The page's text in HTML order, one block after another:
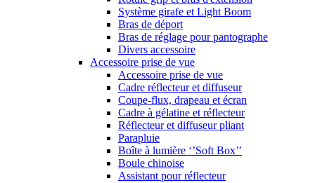
Système girafe et Light Boom
Bras de déport
Bras de réglage pour pantographe
Divers accessoire
Accessoire prise de vue
Accessoire prise de vue
Cadre réflecteur et diffuseur
Coupe-flux, drapeau et écran
Cadre à gélatine et réflecteur
Réflecteur et diffuseur pliant
Parapluie
Boîte à lumière ‘’Soft Box’’
Boule chinoise
Assistant pour réflecteur